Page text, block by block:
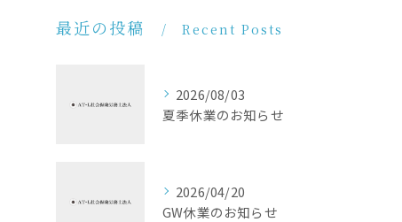
最近の投稿 Recent Posts
2026/08/03
夏季休業のお知らせ
2026/04/20
GW休業のお知らせ